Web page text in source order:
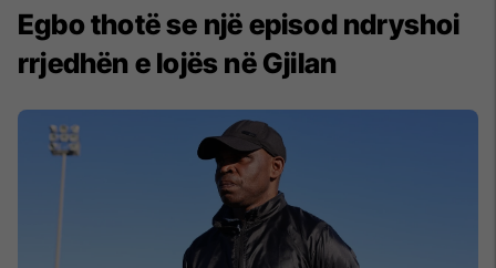
Egbo thotë se një episod ndryshoi
rrjedhën e lojës në Gjilan